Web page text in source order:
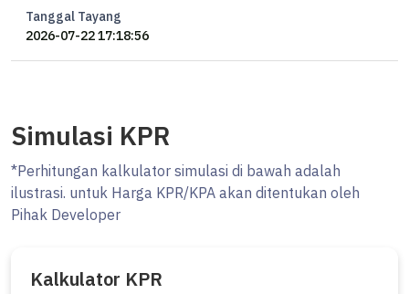
Tanggal Tayang
2026-07-22 17:18:56
Simulasi KPR
*Perhitungan kalkulator simulasi di bawah adalah
ilustrasi. untuk Harga KPR/KPA akan ditentukan oleh
Pihak Developer
Kalkulator KPR